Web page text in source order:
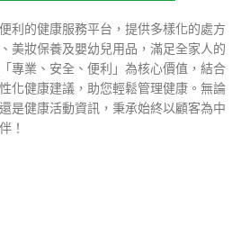
利的健康服務平台，提供多樣化的處方
美妝保養及嬰幼兒用品，滿足全家人的
專業、安全、便利」為核心價值，結合
化健康建議，助您輕鬆管理健康。無論
是健康活動資訊，秉承始終以顧客為中
！